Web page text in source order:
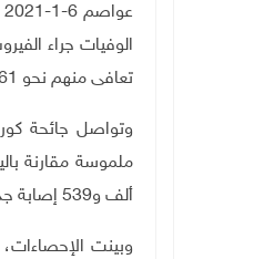
تعافى منهم نحو 61 مليونا و534 ألف مريض.
ألف و539 إصابة جديدة، وأوقعت خلال الـ24 ساعة الأخيرة 13,105 حالات وفاة.
وبينت